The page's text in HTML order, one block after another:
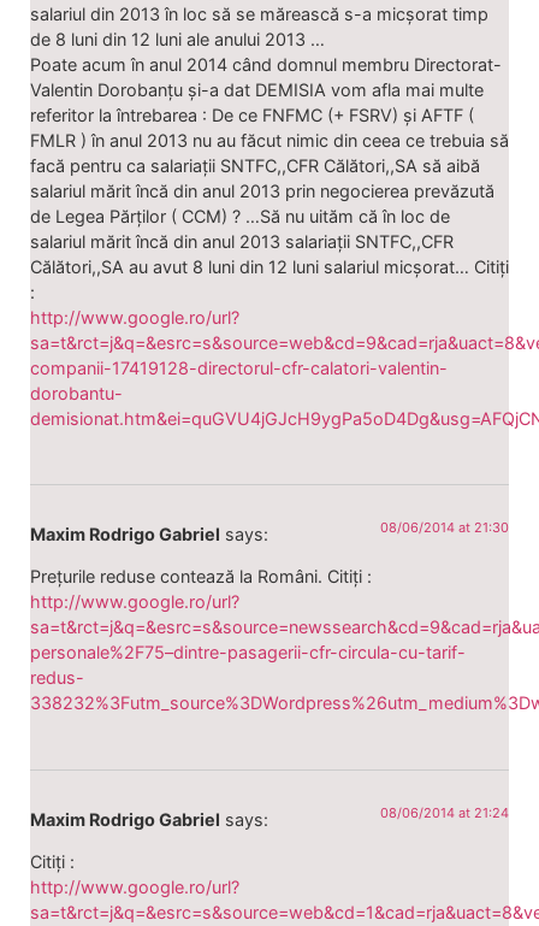
salariul din 2013 în loc să se mărească s-a micșorat timp
de 8 luni din 12 luni ale anului 2013 …
Poate acum în anul 2014 când domnul membru Directorat-
Valentin Dorobanțu și-a dat DEMISIA vom afla mai multe
referitor la întrebarea : De ce FNFMC (+ FSRV) și AFTF (
FMLR ) în anul 2013 nu au făcut nimic din ceea ce trebuia să
facă pentru ca salariații SNTFC,,CFR Călători,,SA să aibă
salariul mărit încă din anul 2013 prin negocierea prevăzută
de Legea Părților ( CCM) ? …Să nu uităm că în loc de
salariul mărit încă din anul 2013 salariații SNTFC,,CFR
Călători,,SA au avut 8 luni din 12 luni salariul micșorat… Citiți
:
http://www.google.ro/url?
companii-17419128-directorul-cfr-calatori-valentin-
dorobantu-
Maxim Rodrigo Gabriel says: 08/06/2014 at 21:30
Prețurile reduse contează la Români. Citiți :
http://www.google.ro/url?
personale%2F75–dintre-pasagerii-cfr-circula-cu-tarif-
redus-
Maxim Rodrigo Gabriel says: 08/06/2014 at 21:24
Citiți :
http://www.google.ro/url?